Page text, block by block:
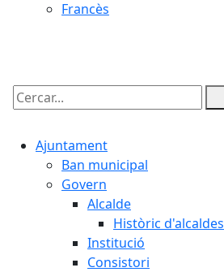
Francès
Cercar:
Ajuntament
Ban municipal
Govern
Alcalde
Històric d'alcaldes
Institució
Consistori